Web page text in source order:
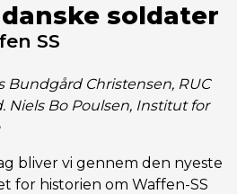
soldater
SS
Bundgård Christensen, RUC
Niels Bo Poulsen, Institut for
bliver vi gennem den nyeste
for historien om Waffen-SS